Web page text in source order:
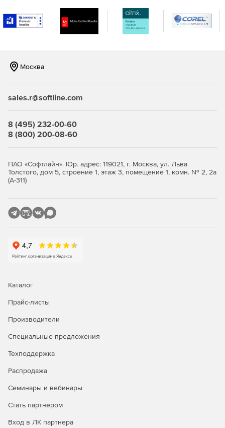
Москва
sales.r@softline.com
8 (495) 232-00-60
8 (800) 200-08-60
ПАО «Софтлайн». Юр. адрес: 119021, г. Москва, ул. Льва
Толстого, дом 5, строение 1, этаж 3, помещение 1, комн. № 2, 2а
(А-311)
Каталог
Прайс-листы
Производители
Специальные предложения
Техподдержка
Распродажа
Семинары и вебинары
Стать партнером
Вход в ЛК партнера